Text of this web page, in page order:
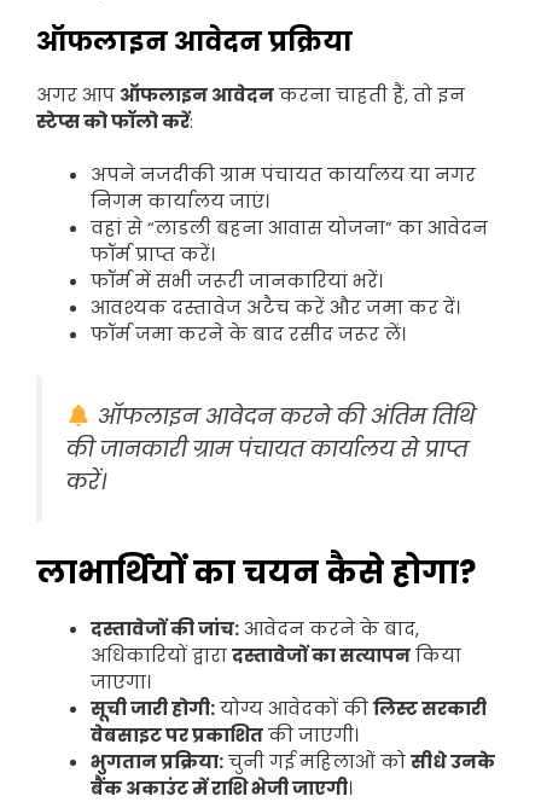
ऑफलाइन आवेदन प्रक्रिया
अगर आप ऑफलाइन आवेदनकरना चाहती हैं, तो इन
स्टेप्स को फॉलो करें:
अपने नजदीकी ग्राम पंचायत कार्यालय या नगर
निगम कार्यालय जाएं।
वहां से “लाडली बहना आवास योजना” का आवेदन
फॉर्म प्राप्त करें।
फॉर्म में सभी जरूरी जानकारियां भरें।
आवश्यक दस्तावेज अटैच करें और जमा कर दें।
फॉर्म जमा करने के बाद रसीद जरूर लें।
ऑफलाइन आवेदन करने की अंतिम तिथि
की जानकारी ग्राम पंचायत कार्यालय से प्राप्त
करें।
लाभार्थियों का चयन कैसे होगा?
दस्तावेजों की जांच:आवेदन करने के बाद,
अधिकारियों द्वारादस्तावेजों का सत्यापनकिया
जाएगा।
सूची जारी होगी:योग्य आवेदकों कीलिस्ट सरकारी
वेबसाइट पर प्रकाशितकी जाएगी।
भुगतान प्रक्रिया:चुनी गई महिलाओं कोसीधे उनके
बैंक अकाउंट में राशि भेजी जाएगी।